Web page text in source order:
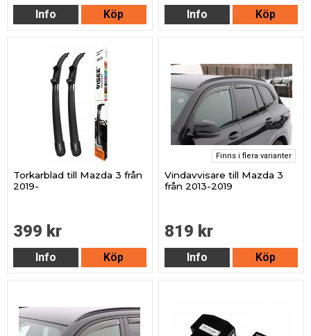
Info Köp Info Köp
Torkarblad till Mazda 3 från
2019-
399 kr
Info Köp
Finns i flera varianter
Vindavvisare till Mazda 3
från 2013-2019
819 kr
Info Köp